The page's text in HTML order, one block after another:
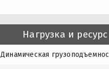
Нагрузка и ресурс
Динамическая